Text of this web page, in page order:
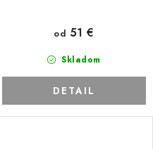
Skladom
od 51 €
DETAIL